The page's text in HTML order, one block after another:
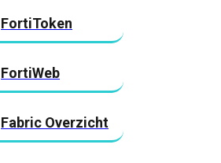
FortiToken
FortiWeb
Fabric Overzicht